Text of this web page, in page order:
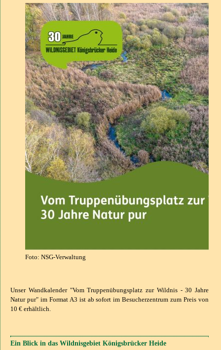
Foto: NSG-Verwaltung
Unser Wandkalender "Vom Truppenübungsplatz zur Wildnis - 30 Jahre
Natur pur" im Format A3 ist ab sofort im Besucherzentrum zum Preis von
10 € erhältlich.
Ein Blick in das Wildnisgebiet Königsbrücker Heide